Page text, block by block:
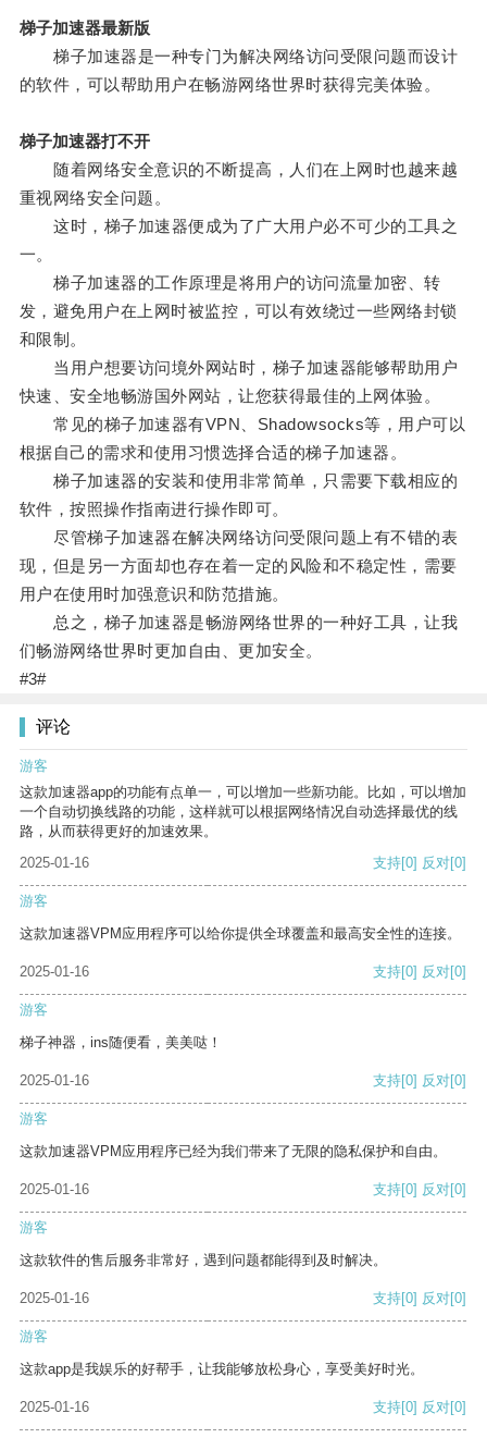
梯子加速器最新版
梯子加速器是一种专门为解决网络访问受限问题而设计
的软件，可以帮助用户在畅游网络世界时获得完美体验。
梯子加速器打不开
随着网络安全意识的不断提高，人们在上网时也越来越
重视网络安全问题。
这时，梯子加速器便成为了广大用户必不可少的工具之
一。
梯子加速器的工作原理是将用户的访问流量加密、转
发，避免用户在上网时被监控，可以有效绕过一些网络封锁
和限制。
当用户想要访问境外网站时，梯子加速器能够帮助用户
快速、安全地畅游国外网站，让您获得最佳的上网体验。
常见的梯子加速器有VPN、Shadowsocks等，用户可以
根据自己的需求和使用习惯选择合适的梯子加速器。
梯子加速器的安装和使用非常简单，只需要下载相应的
软件，按照操作指南进行操作即可。
尽管梯子加速器在解决网络访问受限问题上有不错的表
现，但是另一方面却也存在着一定的风险和不稳定性，需要
用户在使用时加强意识和防范措施。
总之，梯子加速器是畅游网络世界的一种好工具，让我
们畅游网络世界时更加自由、更加安全。
#3#
评论
游客
这款加速器app的功能有点单一，可以增加一些新功能。比如，可以增加
一个自动切换线路的功能，这样就可以根据网络情况自动选择最优的线
路，从而获得更好的加速效果。
2025-01-16
支持[0] 反对[0]
游客
这款加速器VPM应用程序可以给你提供全球覆盖和最高安全性的连接。
2025-01-16 支持[0] 反对[0]
游客
梯子神器，ins随便看，美美哒！
2025-01-16 支持[0] 反对[0]
游客
这款加速器VPM应用程序已经为我们带来了无限的隐私保护和自由。
2025-01-16 支持[0] 反对[0]
游客
这款软件的售后服务非常好，遇到问题都能得到及时解决。
2025-01-16 支持[0] 反对[0]
游客
这款app是我娱乐的好帮手，让我能够放松身心，享受美好时光。
2025-01-16 支持[0] 反对[0]